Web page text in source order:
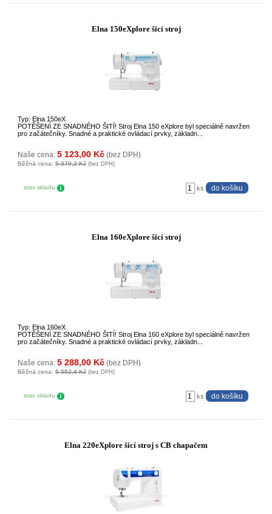
Elna 150eXplore šicí stroj
Typ: Elna 150eX
POTĚŠENÍ ZE SNADNÉHO ŠITÍ! Stroj Elna 150 eXplore byl speciálně navržen
pro začátečníky. Snadné a praktické ovládací prvky, základn...
Naše cena: 5 123,00 Kč (bez DPH)
Běžná cena: 5 379,2 Kč (bez DPH)
stav skladu ks
Elna 160eXplore šicí stroj
Typ: Elna 160eX
POTĚŠENÍ ZE SNADNÉHO ŠITÍ! Stroj Elna 160 eXplore byl speciálně navržen
pro začátečníky. Snadné a praktické ovládací prvky, základn...
Naše cena: 5 288,00 Kč (bez DPH)
Běžná cena: 5 552,4 Kč (bez DPH)
stav skladu ks
Elna 220eXplore šicí stroj s CB chapačem